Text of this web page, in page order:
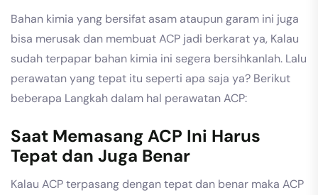
Bahan kimia yang bersifat asam ataupun garam ini juga
bisa merusak dan membuat ACP jadi berkarat ya, Kalau
sudah terpapar bahan kimia ini segera bersihkanlah. Lalu
perawatan yang tepat itu seperti apa saja ya? Berikut
beberapa Langkah dalam hal perawatan ACP:
Saat Memasang ACP Ini Harus
Tepat dan Juga Benar
Kalau ACP terpasang dengan tepat dan benar maka ACP